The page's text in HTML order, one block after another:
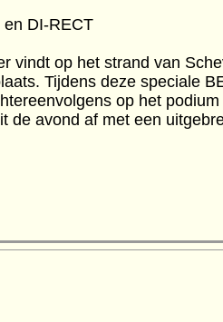
DI-RECT
vindt op het strand van
Tijdens deze speciale
op het
de avond af met een